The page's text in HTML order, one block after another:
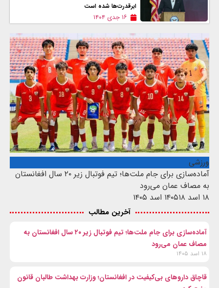
ابرقدرت‌ها شده است
۱۶ جدی ۱۴۰۴
ورزشی
آماده‌سازی برای جام ملت‌ها؛ تیم فوتبال زیر ۲۰ سال افغانستان
به مصاف عمان می‌رود
۱۸ اسد ۱۴۰۵
۱۸ اسد ۱۴۰۵
آخرین مطالب
آماده‌سازی برای جام ملت‌ها؛ تیم فوتبال زیر ۲۰ سال افغانستان به
مصاف عمان می‌رود
۱۸ اسد ۱۴۰۵
قاچاق داروهای بی‌کیفیت در افغانستان؛ وزارت بهداشت طالبان قانون